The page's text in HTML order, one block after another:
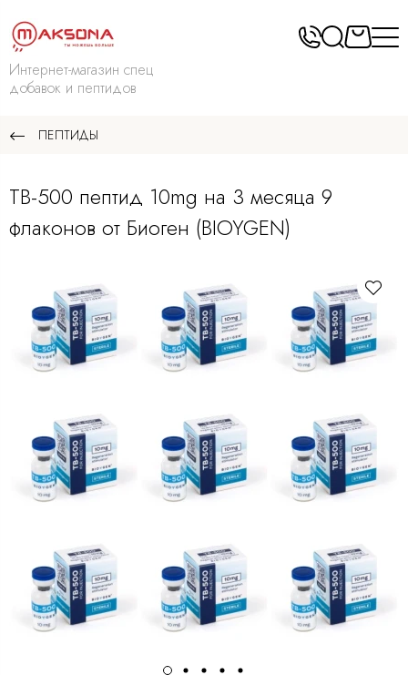
Интернет-магазин спец
добавок и пептидов
ПЕПТИДЫ
TB-500 пептид 10mg на 3 месяца 9
флаконов от Биоген (BIOYGEN)